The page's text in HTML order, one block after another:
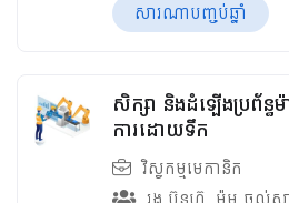
សារណាបញ្ចប់ឆ្នាំ
សិក្សា និងដំឡើងប្រព័ន្
ការដោយទឹក
វិស្វកម្មមេកានិក
រង ប៊ុនហ៊, ម៉ម ចល់ស